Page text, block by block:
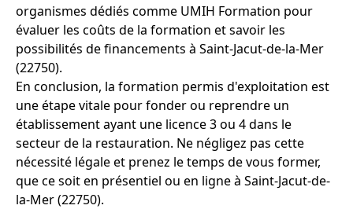
organismes dédiés comme UMIH Formation pour
évaluer les coûts de la formation et savoir les
possibilités de financements à Saint-Jacut-de-la-Mer
(22750).
En conclusion, la formation permis d'exploitation est
une étape vitale pour fonder ou reprendre un
établissement ayant une licence 3 ou 4 dans le
secteur de la restauration. Ne négligez pas cette
nécessité légale et prenez le temps de vous former,
que ce soit en présentiel ou en ligne à Saint-Jacut-de-
la-Mer (22750).